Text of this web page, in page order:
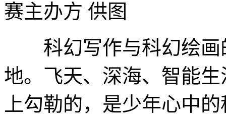
赛主办方 供图
科幻写作与科幻绘画
地。飞天、深海、智能
上勾勒的，是少年心中